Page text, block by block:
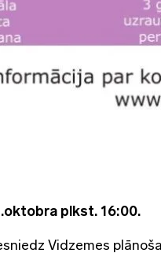
plkst. 16:00.
Vidzemes